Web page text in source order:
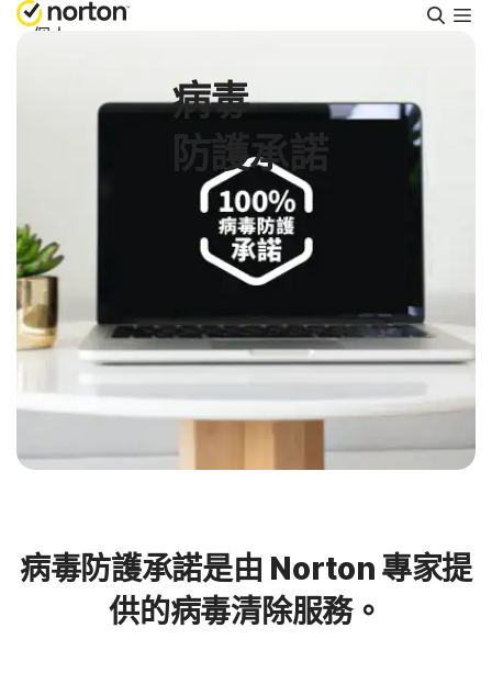
搜
尋
個人
Small Business
免費試用
台灣
病毒
防護承諾
病毒防護承諾是由 Norton 專家提
供的病毒清除服務。